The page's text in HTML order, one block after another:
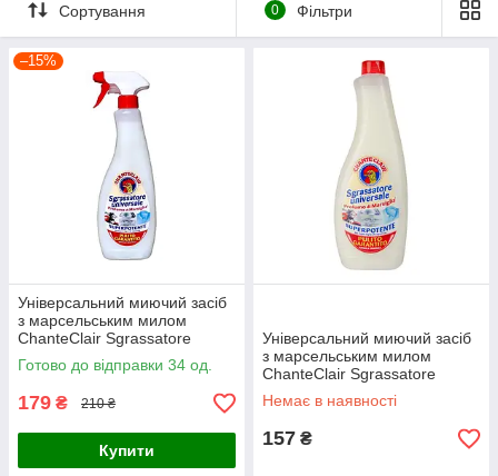
Сортування 0 Фільтри
–15%
Універсальний миючий засіб
з марсельським милом
ChanteClair Sgrassatore
Universale Marsiglia з
розпилювачем 600 мл
Готово до відправки 34 од.
179 ₴ 210 ₴
Купити
Універсальний миючий засіб
з марсельським милом
ChanteClair Sgrassatore
Universale Marsiglia (запаска)
600 мл
Немає в наявності
157 ₴